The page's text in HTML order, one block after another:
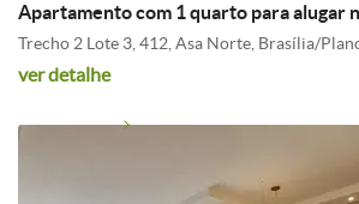
Apartamento com 1 quarto para alugar
Trecho 2 Lote 3, 412, Asa Norte, Brasília/
ver detalhe